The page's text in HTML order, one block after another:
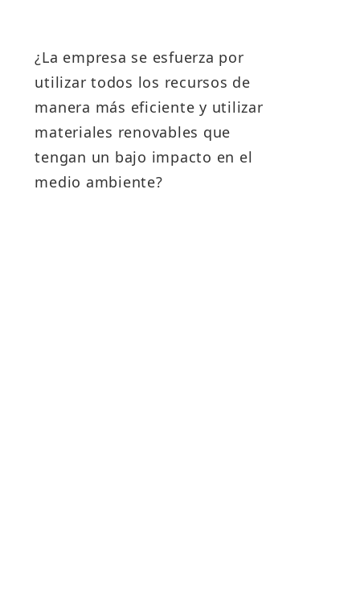
¿La empresa se esfuerza por
utilizar todos los recursos de
manera más eficiente y utilizar
materiales renovables que
tengan un bajo impacto en el
medio ambiente?